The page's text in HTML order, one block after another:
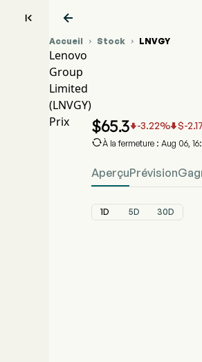
 
Accueil  Stock  LNVGY
Lenovo
Group
Limited
(LNVGY)
Prix
$65.3-3.22% $-2.17
À la fermeture : Aug 06,
AperçuPrévision
1D 5D 30D